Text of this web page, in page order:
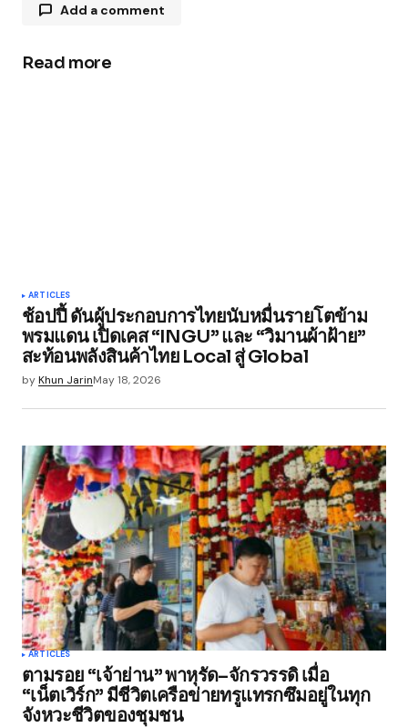
Add a comment
Your E-mail*
Save my name, email, and website in this
browser for the next time I comment.
Submit Comment
Read more
ARTICLES
ช้อปปี้ ดันผู้ประกอบการไทยนับหมื่นรายโตข้าม
พรมแดน เปิดเคส “INGU” และ “วิมานผ้าฝ้าย”
สะท้อนพลังสินค้าไทย Local สู่ Global
byKhun JarinMay 18, 2026
ARTICLES
ตามรอย “เจ้าย่าน” พาหุรัด–จักรวรรดิ เมื่อ
“เน็ตเวิร์ก” มีชีวิตเครือข่ายทรูแทรกซึมอยู่ในทุก
จังหวะชีวิตของชุมชน